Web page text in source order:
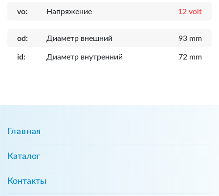
vo: Напряжение 12 volt
od: Диаметр внешний 93 mm
id: Диаметр внутренний 72 mm
Главная
Каталог
Контакты